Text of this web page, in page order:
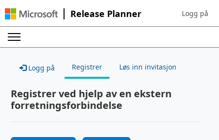
Release Planner Sign in to
Logg på
Logg på Registrer Løs inn invitasjon
Registrer ved hjelp av en ekstern
forretningsforbindelse